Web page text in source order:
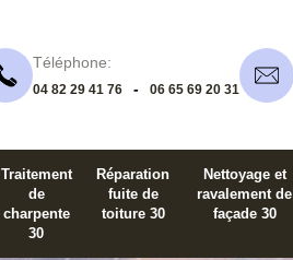
Téléphone:
04 82 29 41 76 - 06 65 69 20 31
Traitement
de
charpente
30
Réparation
fuite de
toiture 30
Nettoyage et
ravalement de
façade 30